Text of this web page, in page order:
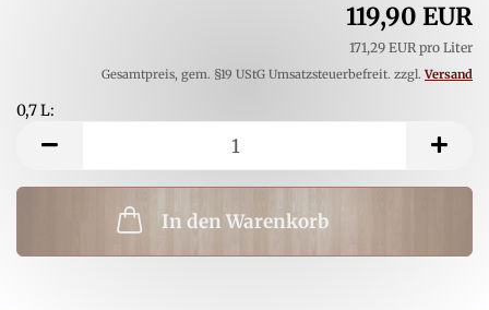
119,90 EUR
171,29 EUR pro Liter
Gesamtpreis, gem. §19 UStG Umsatzsteuerbefreit. zzgl.Versand
0,7 L:
In den Warenkorb